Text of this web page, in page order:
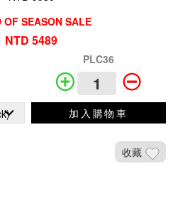
OF SEASON SALE
NTD 5489
PLC36
加入購物車
收藏